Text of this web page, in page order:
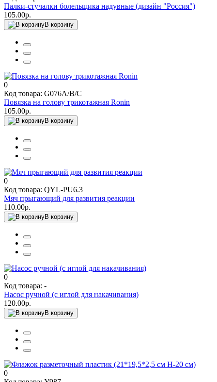
Палки-стучалки болельщика надувные (дизайн "Россия")
105.00р.
В корзину
0
Код товара: G076A/B/C
Повязка на голову трикотажная Ronin
105.00р.
В корзину
0
Код товара: QYL-PU6.3
Мяч прыгающий для развития реакции
110.00р.
В корзину
0
Код товара: -
Насос ручной (с иглой для накачивания)
120.00р.
В корзину
0